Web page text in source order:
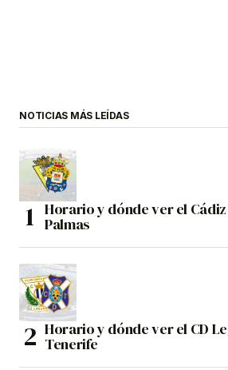
NOTICIAS MÁS LEÍDAS
Horario y dónde ver el Cádiz
Palmas
Horario y dónde ver el CD
Tenerife